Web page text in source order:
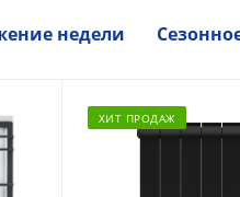
недели
ХИТ ПРОДАЖ